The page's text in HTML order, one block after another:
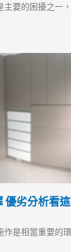
要的困擾之一
優劣分析看
作是相當重要的